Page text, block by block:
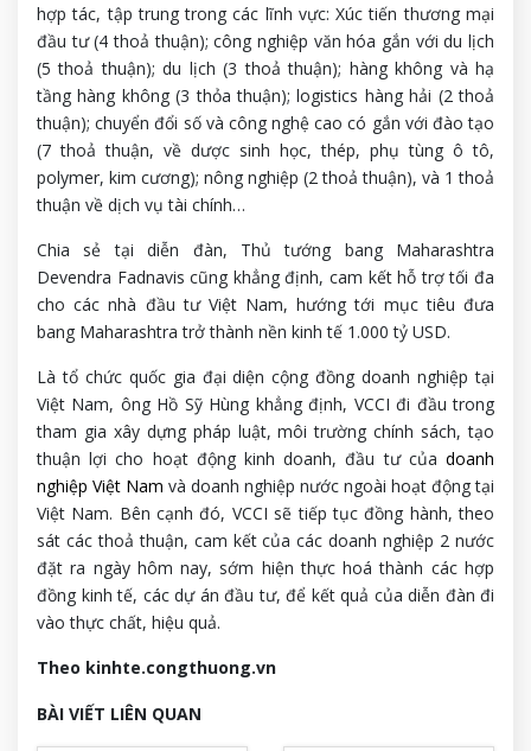
hợp tác, tập trung trong các lĩnh vực: Xúc tiến thương mại
đầu tư (4 thoả thuận); công nghiệp văn hóa gắn với du lịch
(5 thoả thuận); du lịch (3 thoả thuận); hàng không và hạ
tầng hàng không (3 thỏa thuận); logistics hàng hải (2 thoả
thuận); chuyển đổi số và công nghệ cao có gắn với đào tạo
(7 thoả thuận, về dược sinh học, thép, phụ tùng ô tô,
polymer, kim cương); nông nghiệp (2 thoả thuận), và 1 thoả
thuận về dịch vụ tài chính…
Chia sẻ tại diễn đàn, Thủ tướng bang Maharashtra
Devendra Fadnavis cũng khẳng định, cam kết hỗ trợ tối đa
cho các nhà đầu tư Việt Nam, hướng tới mục tiêu đưa
bang Maharashtra trở thành nền kinh tế 1.000 tỷ USD.
Là tổ chức quốc gia đại diện cộng đồng doanh nghiệp tại
Việt Nam, ông Hồ Sỹ Hùng khẳng định, VCCI đi đầu trong
tham gia xây dựng pháp luật, môi trường chính sách, tạo
thuận lợi cho hoạt động kinh doanh, đầu tư của doanh
nghiệp Việt Nam và doanh nghiệp nước ngoài hoạt động tại
Việt Nam. Bên cạnh đó, VCCI sẽ tiếp tục đồng hành, theo
sát các thoả thuận, cam kết của các doanh nghiệp 2 nước
đặt ra ngày hôm nay, sớm hiện thực hoá thành các hợp
đồng kinh tế, các dự án đầu tư, để kết quả của diễn đàn đi
vào thực chất, hiệu quả.
Theo kinhte.congthuong.vn
BÀI VIẾT LIÊN QUAN